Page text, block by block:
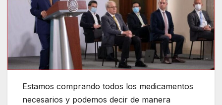
Estamos comprando todos los medicamentos
necesarios y podemos decir de manera